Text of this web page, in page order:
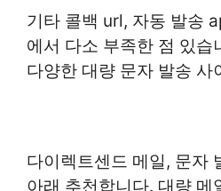
기타 콜백 url, 자동 발송
에서 다소 부족한 점 있습
다양한 대량 문자 발송 사
다이렉트센드 메일, 문자
아래 추천합니다. 대량 메